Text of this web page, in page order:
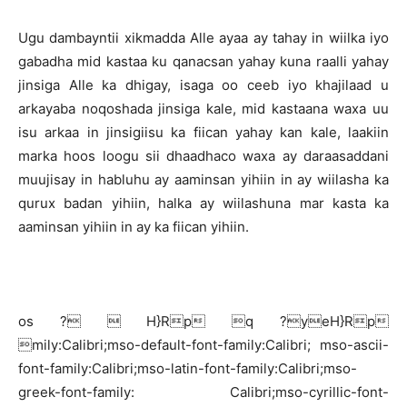
Ugu dambayntii xikmadda Alle ayaa ay tahay in wiilka iyo
gabadha mid kastaa ku qanacsan yahay kuna raalli yahay
jinsiga Alle ka dhigay, isaga oo ceeb iyo khajilaad u
arkayaba noqoshada jinsiga kale, mid kastaana waxa uu
isu arkaa in jinsigiisu ka fiican yahay kan kale, laakiin
marka hoos loogu sii dhaadhaco waxa ay daraasaddani
muujisay in habluhu ay aaminsan yihiin in ay wiilasha ka
qurux badan yihiin, halka ay wiilashuna mar kasta ka
aaminsan yihiin in ay ka fiican yihiin.
os ?  H}Rp q ?yeH}Rp
mily:Calibri;mso-default-font-family:Calibri; mso-ascii-
font-family:Calibri;mso-latin-font-family:Calibri;mso-
greek-font-family: Calibri;mso-cyrillic-font-